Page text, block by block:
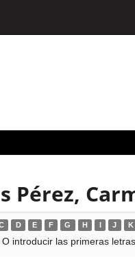
Pérez,
D E F G H I J K
O introducir las primeras